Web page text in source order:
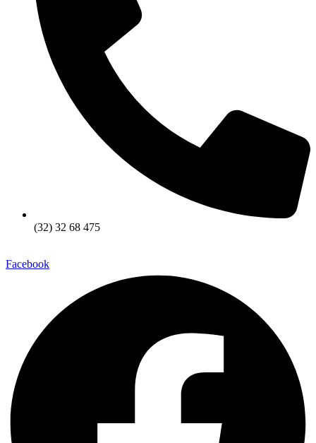
(32) 32 68 475
Facebook